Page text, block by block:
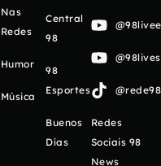
Nas
Redes
Humor
Música
Central
98
98
Esportes
Buenos
Días
Redes
Sociais 98
News